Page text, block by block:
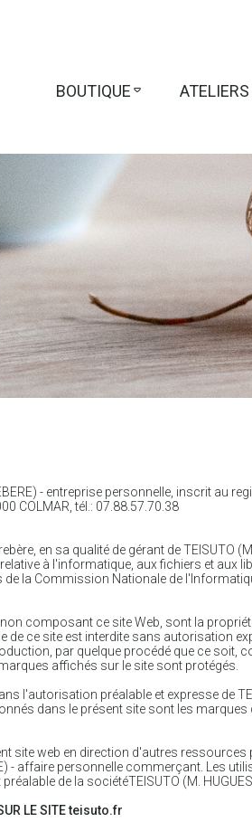
BOUTIQUE ATELIERS
- entreprise personnelle, inscrit au
COLMAR, tél.: 07.88.57.70.38
en sa qualité de gérant de TEISUTO
à l'informatique, aux fichiers et aux
la Commission Nationale de
composant ce site Web, sont la
ce site est interdite sans autorisation
par quelque procédé que ce soit,
affichés sur le site sont protégés.
l'autorisation préalable et expresse de
dans le présent site sont les marques
site web en direction d'autres
- affaire personnelle commerçant. Les
de la sociétéTEISUTO (M.
LE SITE teisuto.fr